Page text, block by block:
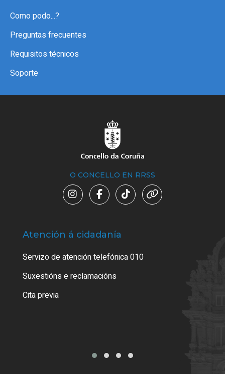
Como podo...?
Preguntas frecuentes
Requisitos técnicos
Soporte
O CONCELLO EN RRSS
Atención á cidadanía
Servizo de atención telefónica 010
Suxestións e reclamacións
Cita previa